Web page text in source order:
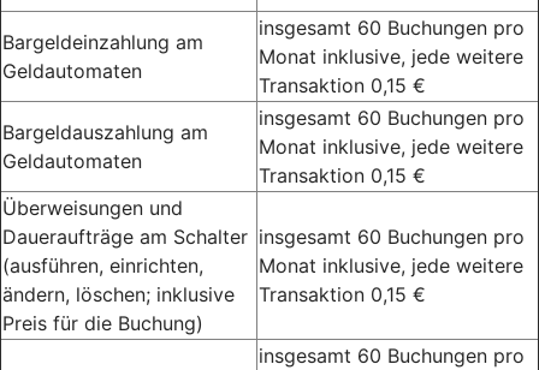
Bargeldeinzahlung am
Geldautomaten
insgesamt 60 Buchungen pro
Monat inklusive, jede weitere
Transaktion 0,15 €
Bargeldauszahlung am
Geldautomaten
insgesamt 60 Buchungen pro
Monat inklusive, jede weitere
Transaktion 0,15 €
Überweisungen und
Daueraufträge am Schalter
(ausführen, einrichten,
ändern, löschen; inklusive
Preis für die Buchung)
insgesamt 60 Buchungen pro
Monat inklusive, jede weitere
Transaktion 0,15 €
insgesamt 60 Buchungen pro